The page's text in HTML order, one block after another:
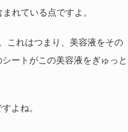
れている点ですよ。
これはつまり、美容液をその
ートがこの美容液をぎゅっと
よね。